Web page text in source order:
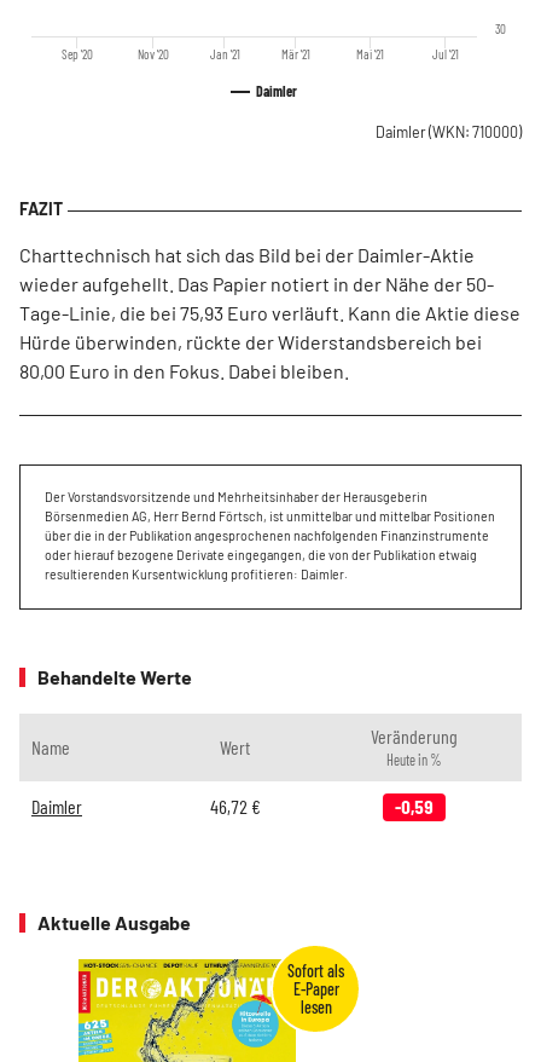
Daimler
Sep '20 Nov '20 Jan '21 Mär '21 Mai '21 Jul '21
30
Daimler(WKN: 710000)
Charttechnisch hat sich das Bild bei der Daimler-Aktie
wieder aufgehellt. Das Papier notiert in der Nähe der 50-
Tage-Linie, die bei 75,93 Euro verläuft. Kann die Aktie diese
Hürde überwinden, rückte der Widerstandsbereich bei
80,00 Euro in den Fokus. Dabei bleiben.
Der Vorstandsvorsitzende und Mehrheitsinhaber der Herausgeberin
Börsenmedien AG, Herr Bernd Förtsch, ist unmittelbar und mittelbar Positionen
über die in der Publikation angesprochenen nachfolgenden Finanzinstrumente
oder hierauf bezogene Derivate eingegangen, die von der Publikation etwaig
resultierenden Kursentwicklung profitieren: Daimler.
Behandelte Werte
Name Wert Veränderung
Heute in %
Daimler 46,72 € -0,59
Aktuelle Ausgabe